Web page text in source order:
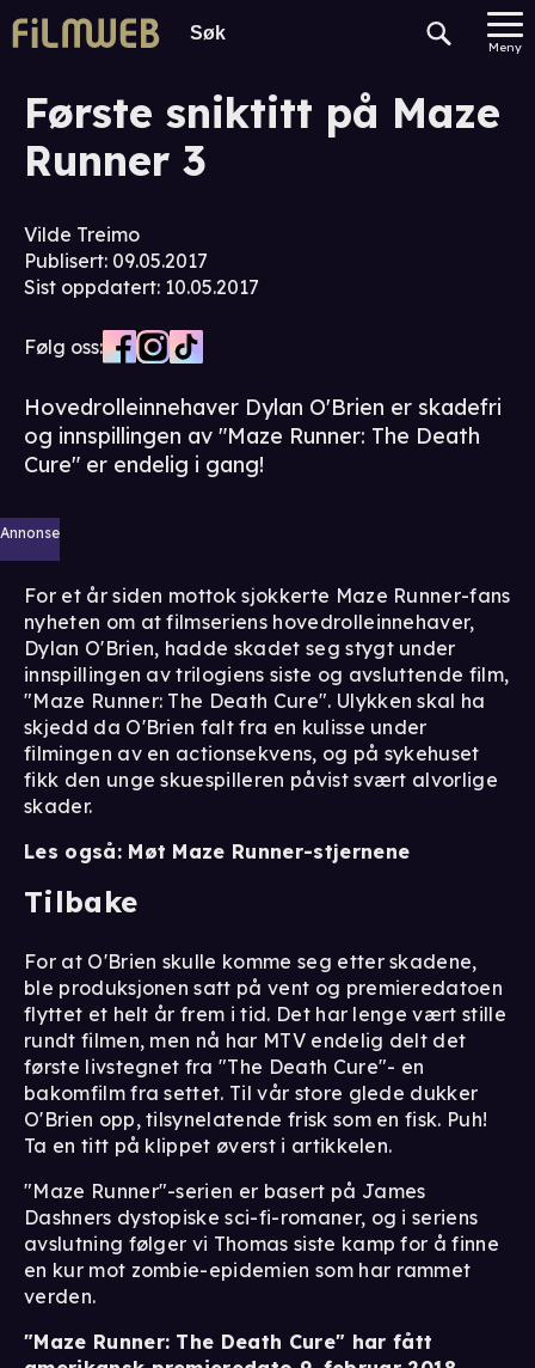
Meny
Første sniktitt på Maze
Runner 3
Vilde Treimo
Publisert: 09.05.2017
Sist oppdatert: 10.05.2017
Følg oss:
Hovedrolleinnehaver Dylan O'Brien er skadefri
og innspillingen av "Maze Runner: The Death
Cure" er endelig i gang!
Annonse
For et år siden mottok sjokkerte Maze Runner-fans
nyheten om at filmseriens hovedrolleinnehaver,
Dylan O'Brien, hadde skadet seg stygt under
innspillingen av trilogiens siste og avsluttende film,
"Maze Runner: The Death Cure". Ulykken skal ha
skjedd da O'Brien falt fra en kulisse under
filmingen av en actionsekvens, og på sykehuset
fikk den unge skuespilleren påvistsvært alvorlige
skader.
Les også: Møt Maze Runner-stjernene
Tilbake
For at O'Brien skulle komme seg etter skadene,
ble produksjonen satt på vent og premieredatoen
flyttet et helt år frem i tid. Det har lenge vært stille
rundt filmen, men nå har MTV endelig delt det
første livstegnet fra "The Death Cure"- en
bakomfilm fra settet. Til vår store glede dukker
O'Brien opp, tilsynelatende frisk som en fisk. Puh!
Ta en titt på klippet øverst i artikkelen.
"Maze Runner"-serien er basert på James
Dashners dystopiske sci-fi-romaner, og i seriens
avslutning følger vi Thomas siste kamp for å finne
en kur mot zombie-epidemien som har rammet
verden.
"Maze Runner: The Death Cure" har fått